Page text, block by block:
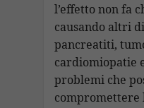
l’effetto non fa
causando altri
pancreatiti,
cardiomiopatie
problemi che
compromettere